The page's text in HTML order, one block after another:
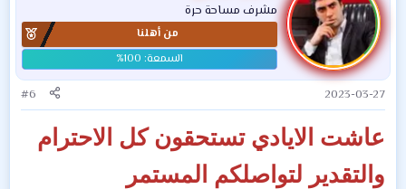
مشرف مساحة حرة
من أهلنا
2023-03-27
#6
عاشت الايادي تستحقون كل الاحترام
والتقدير لتواصلكم المستمر